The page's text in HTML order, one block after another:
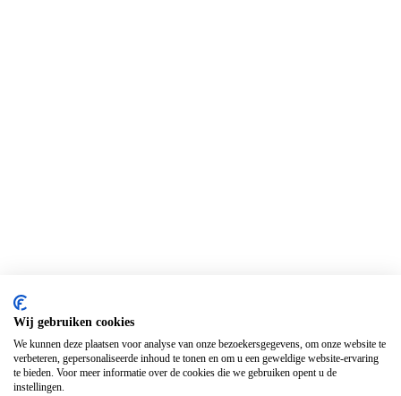
Wij gebruiken cookies
We kunnen deze plaatsen voor analyse van onze bezoekersgegevens, om onze website te
verbeteren, gepersonaliseerde inhoud te tonen en om u een geweldige website-ervaring
te bieden. Voor meer informatie over de cookies die we gebruiken opent u de
instellingen.